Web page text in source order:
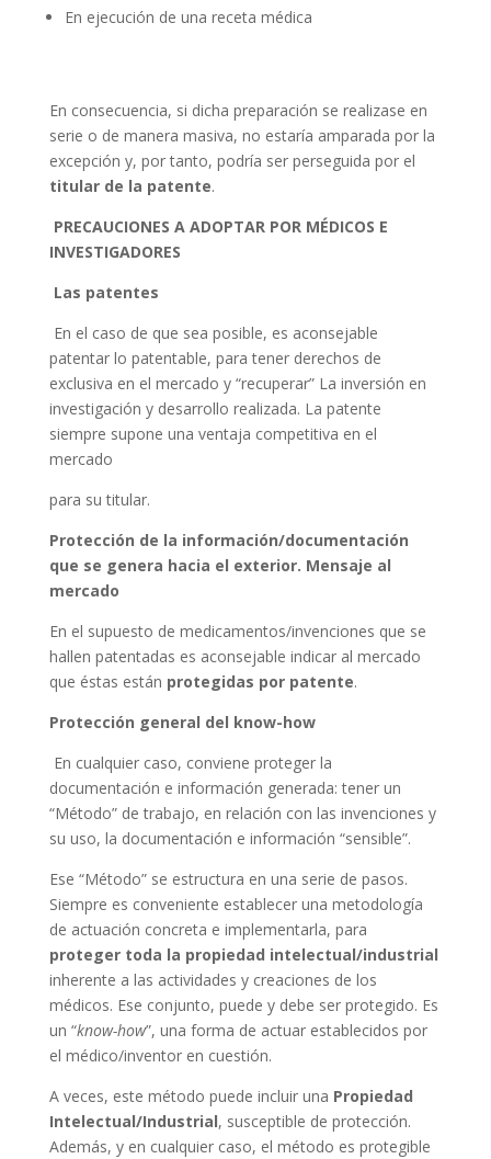
En ejecución de una receta médica
En consecuencia, si dicha preparación se realizase en
serie o de manera masiva, no estaría amparada por la
excepción y, por tanto, podría ser perseguida por el
titular de la patente.
PRECAUCIONES A ADOPTAR POR MÉDICOS E
INVESTIGADORES
Las patentes
En el caso de que sea posible, es aconsejable
patentar lo patentable, para tener derechos de
exclusiva en el mercado y “recuperar” La inversión en
investigación y desarrollo realizada. La patente
siempre supone una ventaja competitiva en el
mercado
para su titular.
Protección de la información/documentación
que se genera hacia el exterior. Mensaje al
mercado
En el supuesto de medicamentos/invenciones que se
hallen patentadas es aconsejable indicar al mercado
que éstas están protegidas por patente.
Protección general del know-how
En cualquier caso, conviene proteger la
documentación e información generada: tener un
“Método” de trabajo, en relación con las invenciones y
su uso, la documentación e información “sensible”.
Ese “Método” se estructura en una serie de pasos.
Siempre es conveniente establecer una metodología
de actuación concreta e implementarla, para
proteger toda la propiedad intelectual/industrial
inherente a las actividades y creaciones de los
médicos. Ese conjunto, puede y debe ser protegido. Es
un “know-how”, una forma de actuar establecidos por
el médico/inventor en cuestión.
A veces, este método puede incluir una Propiedad
Intelectual/Industrial, susceptible de protección.
Además, y en cualquier caso, el método es protegible